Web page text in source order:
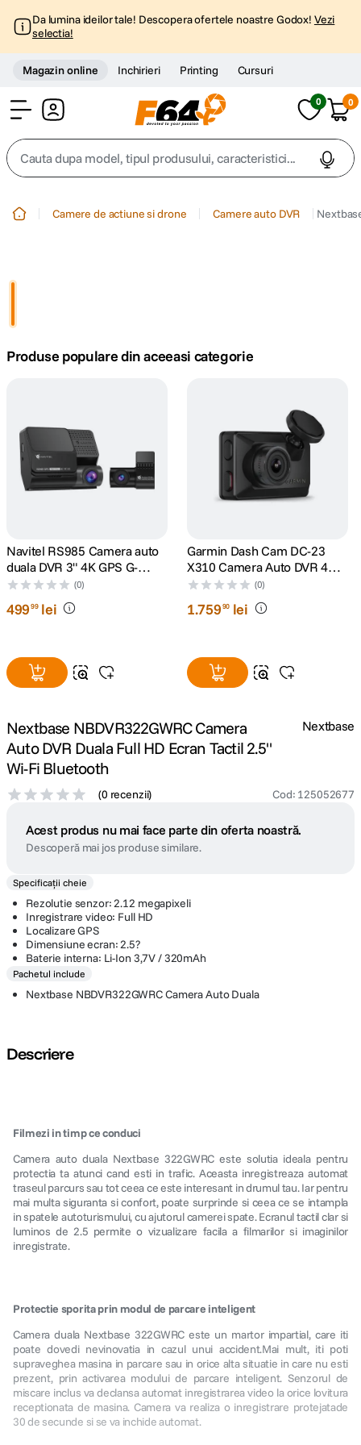
Da lumina ideilor tale! Descopera ofertele noastre Godox! Vezi
selectia!
Magazin online Inchirieri Printing Cursuri
0 0
Cauta dupa model, tipul produsului, caracteristici...
4. peak design
lavaliera
7. sony fx
9 dji mic mini
10 . dji osmo
Camere de actiune si drone Camere auto DVR
Produse populare din aceeasi categorie
Navitel RS985 Camera auto
duala DVR 3" 4K GPS G-
Senzor
(0)
49999 lei
Garmin Dash Cam DC-23
X310 Camera Auto DVR 4K
cu Polarizator Clarity
Incorporat
(0)
1.75990 lei
Nextbase NBDVR322GWRC Camera
Auto DVR Duala Full HD Ecran Tactil 2.5"
Wi-Fi Bluetooth
(0 recenzii) Cod: 125052677
Nextbase
Acest produs nu mai face parte din oferta noastră.
Descoperă mai jos produse similare.
Specificații cheie
Rezolutie senzor: 2.12 megapixeli
Inregistrare video: Full HD
Localizare GPS
Dimensiune ecran: 2.5?
Baterie interna: Li-Ion 3,7V / 320mAh
Pachetul include
Nextbase NBDVR322GWRC Camera Auto Duala
Descriere
Filmezi in timp ce conduci
Camera auto duala Nextbase 322GWRC este solutia ideala pentru
protectia ta atunci cand esti in trafic. Aceasta inregistreaza automat
traseul parcurs sau tot ceea ce este interesant in drumul tau. Iar pentru
mai multa siguranta si confort, poate surprinde si ceea ce se intampla
in spatele autoturismului, cu ajutorul camerei spate. Ecranul tactil clar si
luminos de 2.5 permite o vizualizare facila a filmarilor si imaginilor
inregistrate.
Protectie sporita prin modul de parcare inteligent
Camera duala Nextbase 322GWRC este un martor impartial, care iti
poate dovedi nevinovatia in cazul unui accident.Mai mult, iti poti
supraveghea masina in parcare sau in orice alta situatie in care nu esti
prezent, prin activarea modului de parcare inteligent. Senzorul de
miscare inclus va declansa automat inregistrarea video la orice lovitura
receptionata de masina. Camera va realiza o inregistrare protejatade
30 de secunde si se va inchide automat.